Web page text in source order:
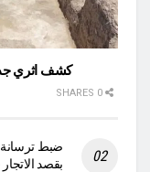
كشف اثري
ضبط
بقصد